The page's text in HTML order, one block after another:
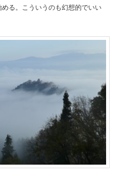
る。こういうのも幻想的でいい